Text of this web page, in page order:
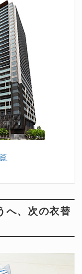
へ、次の衣替